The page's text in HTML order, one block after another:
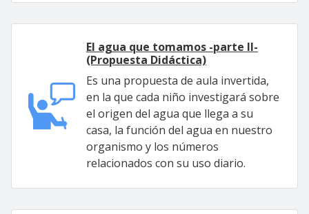
El agua que tomamos -parte II-
(Propuesta Didáctica)
Es una propuesta de aula invertida,
en la que cada niño investigará sobre
el origen del agua que llega a su
casa, la función del agua en nuestro
organismo y los números
relacionados con su uso diario.